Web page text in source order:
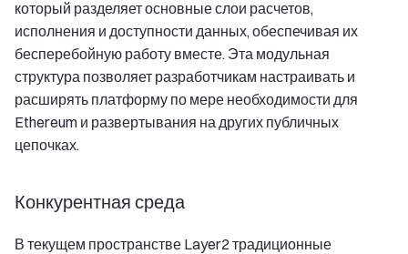
который разделяет основные слои расчетов,
исполнения и доступности данных, обеспечивая их
бесперебойную работу вместе. Эта модульная
структура позволяет разработчикам настраивать и
расширять платформу по мере необходимости для
Ethereum и развертывания на других публичных
цепочках.
Конкурентная среда
В текущем пространстве Layer2 традиционные